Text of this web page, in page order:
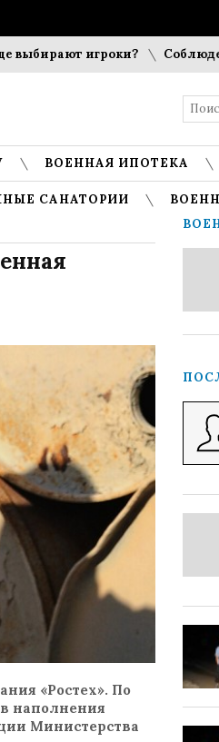
игроки? Соблюдение
ВОЕННАЯ ИПОТЕКА
САНАТОРИИ
«Ростех». По
наполнения
Министерства